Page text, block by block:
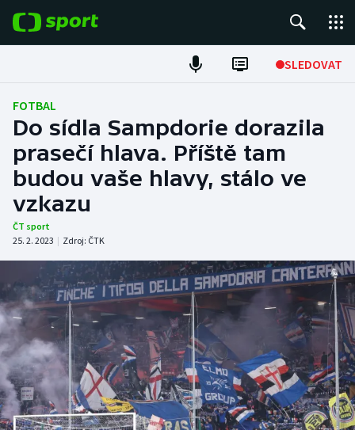
SLEDOVAT
Fotbal
Hokej
Tenis
Atletika
DALŠÍ SPORTY
Americký fotbal
Baseball a softbal
Basketbal
NEPŘEHLÉDNĚTE
Soutěže
Historické návraty
FOTBAL
Do sídla Sampdorie dorazila
prasečí hlava. Příště tam
budou vaše hlavy, stálo ve
vzkazu
ČT sport
25. 2. 2023 | Zdroj: ČTK